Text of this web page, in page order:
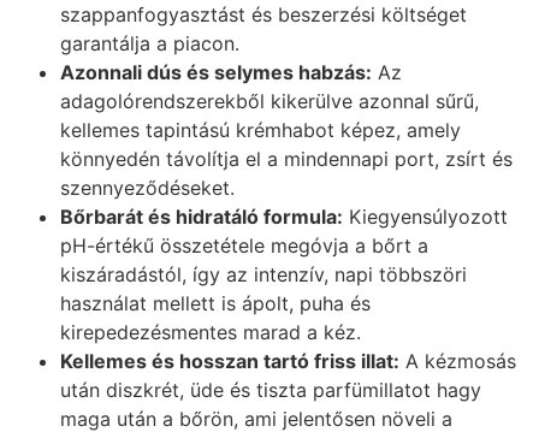
szappanfogyasztást és beszerzési költséget
garantálja a piacon.
Azonnali dús és selymes habzás: Az
adagolórendszerekből kikerülve azonnal sűrű,
kellemes tapintású krémhabot képez, amely
könnyedén távolítja el a mindennapi port, zsírt és
szennyeződéseket.
Bőrbarát és hidratáló formula: Kiegyensúlyozott
pH-értékű összetétele megóvja a bőrt a
kiszáradástól, így az intenzív, napi többszöri
használat mellett is ápolt, puha és
kirepedezésmentes marad a kéz.
Kellemes és hosszan tartó friss illat: A kézmosás
után diszkrét, üde és tiszta parfümillatot hagy
maga után a bőrön, ami jelentősen növeli a